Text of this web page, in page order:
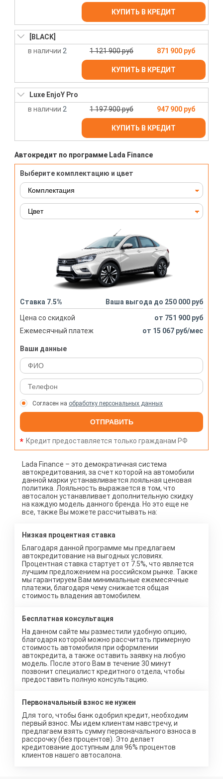
КУПИТЬ В КРЕДИТ
[BLACK]
2
1 121 900 руб 871 900 руб
КУПИТЬ В КРЕДИТ
Luxe EnjoY Pro
2
1 197 900 руб 947 900 руб
КУПИТЬ В КРЕДИТ
Автокредит по программе Lada Finance
Выберите комплектацию и цвет
Ставка 7.5%
Ваша выгода до 250 000 руб
Цена со скидкой
от 751 900 руб
Ежемесячный платеж
от 15 067 руб/мес
Ваши данные
Согласен на обработку персональных данных
ОТПРАВИТЬ
Кредит предоставляется только гражданам РФ
Lada Finance – это демократичная система
автокредитования, за счет которой на автомобили
данной марки устанавливается лояльная ценовая
политика. Лояльность выражается в том, что
автосалон устанавливает дополнительную скидку
на каждую модель данного бренда. Но это еще не
все, также Вы можете рассчитывать на:
Низкая процентная ставка
Благодаря данной программе мы предлагаем
автокредитование на выгодных условиях.
Процентная ставка стартует от 7.5%, что является
лучшим предложением на российском рынке. Также
мы гарантируем Вам минимальные ежемесячные
платежи, благодаря чему снижается общая
стоимость владения автомобилем.
Бесплатная консультация
На данном сайте мы разместили удобную опцию,
благодаря которой можно рассчитать примерную
стоимость автомобиля при оформлении
автокредита, а также оставить заявку на любую
модель. После этого Вам в течение 30 минут
позвонит специалист кредитного отдела, чтобы
предоставить полную консультацию.
Первоначальный взнос не нужен
Для того, чтобы банк одобрил кредит, необходим
первый взнос. Мы идем клиентам навстречу, и
предлагаем взять сумму первоначального взноса в
рассрочку (без процентов). Это делает
кредитование доступным для 96% процентов
клиентов нашего автосалона.